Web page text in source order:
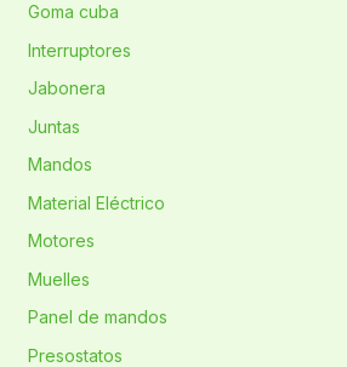
Goma cuba
Interruptores
Jabonera
Juntas
Mandos
Material Eléctrico
Motores
Muelles
Panel de mandos
Presostatos